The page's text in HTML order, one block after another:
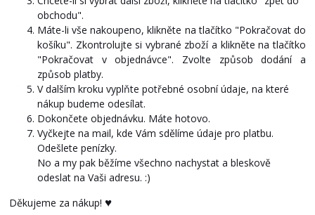
obchodu".
Máte-li vše nakoupeno, klikněte na tlačítko "Pokračovat do
košíku". Zkontrolujte si vybrané zboží a klikněte na tlačítko
"Pokračovat v objednávce". Zvolte způsob dodání a
způsob platby.
V dalším kroku vyplňte potřebné osobní údaje, na které
nákup budeme odesílat.
Dokončete objednávku. Máte hotovo.
Vyčkejte na mail, kde Vám sdělíme údaje pro platbu.
Odešlete penízky.
No a my pak běžíme všechno nachystat a bleskově
odeslat na Vaši adresu. :)
Děkujeme za nákup! ♥